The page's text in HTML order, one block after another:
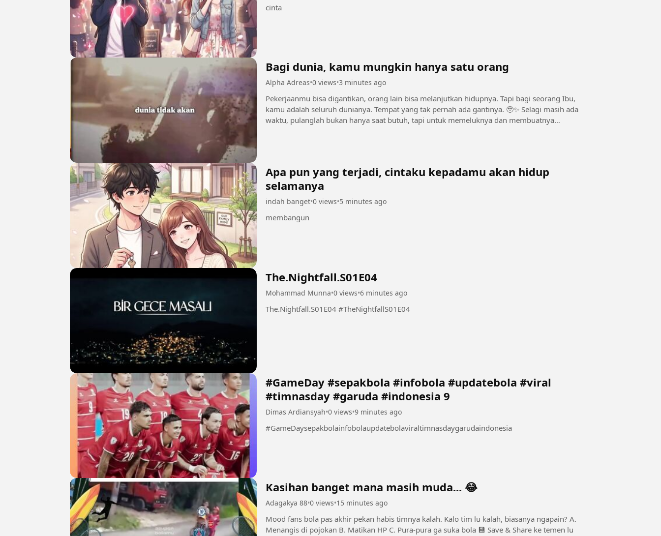
cinta
Bagi dunia, kamu mungkin hanya satu orang
Alpha Adreas•0 views•3 minutes ago
Pekerjaanmu bisa digantikan, orang lain bisa melanjutkan hidupnya. Tapi bagi seorang Ibu,
kamu adalah seluruh dunianya. Tempat yang tak pernah ada gantinya. 🥹✨ Selagi masih ada
waktu, pulanglah bukan hanya saat butuh, tapi untuk memeluknya dan membuatnya
Apa pun yang terjadi, cintaku kepadamu akan hidup
selamanya
indah banget•0 views•5 minutes ago
membangun
The.Nightfall.S01E04
Mohammad Munna•0 views•6 minutes ago
The.Nightfall.S01E04 #TheNightfallS01E04
#GameDay #sepakbola #infobola #updatebola #viral
#timnasday #garuda #indonesia 9
Dimas Ardiansyah•0 views•9 minutes ago
#GameDaysepakbolainfobolaupdatebolaviraltimnasdaygarudaindonesia
Kasihan banget mana masih muda... 😂
Adagakya 88•0 views•15 minutes ago
Mood fans bola pas akhir pekan habis timnya kalah. Kalo tim lu kalah, biasanya ngapain? A.
Menangis di pojokan B. Matikan HP C. Pura-pura ga suka bola 💾 Save & Share ke temen lu